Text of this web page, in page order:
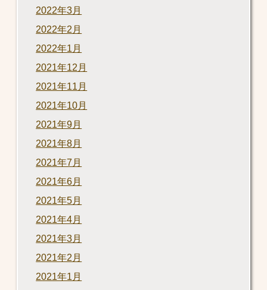
2022年3月
2022年2月
2022年1月
2021年12月
2021年11月
2021年10月
2021年9月
2021年8月
2021年7月
2021年6月
2021年5月
2021年4月
2021年3月
2021年2月
2021年1月